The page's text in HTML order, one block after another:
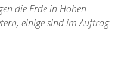
die Erde in Höhen
einige sind im Auftrag